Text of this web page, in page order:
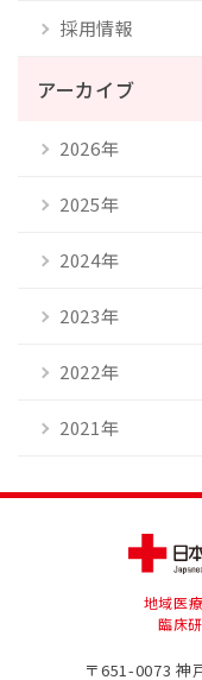
採用情報
アーカイブ
2026年
2025年
2024年
2023年
2022年
2021年
地域医
臨床
〒651-0073神